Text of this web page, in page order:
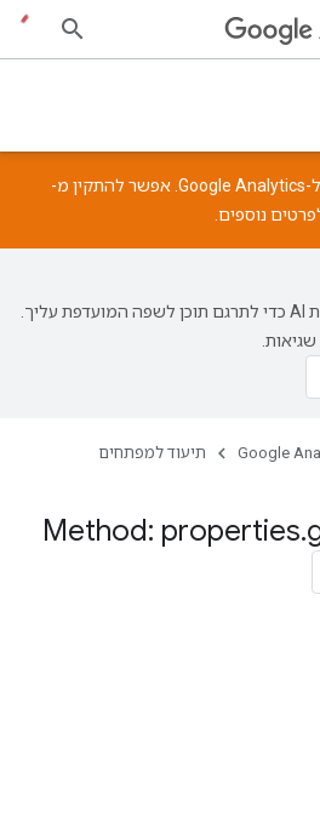
נוספים.
‫Google משתמשת בטכנולוגיית AI כדי לתרגם תוכן לשפה המועדפת עליך.
Google
תיעוד למפתחים
Method: properties.